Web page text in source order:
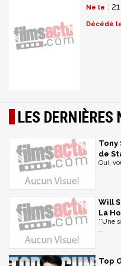
Né le :
Décédé
LES DERNIÈRES
Tony
de
Oui,
Will
La
''Une
...
Top